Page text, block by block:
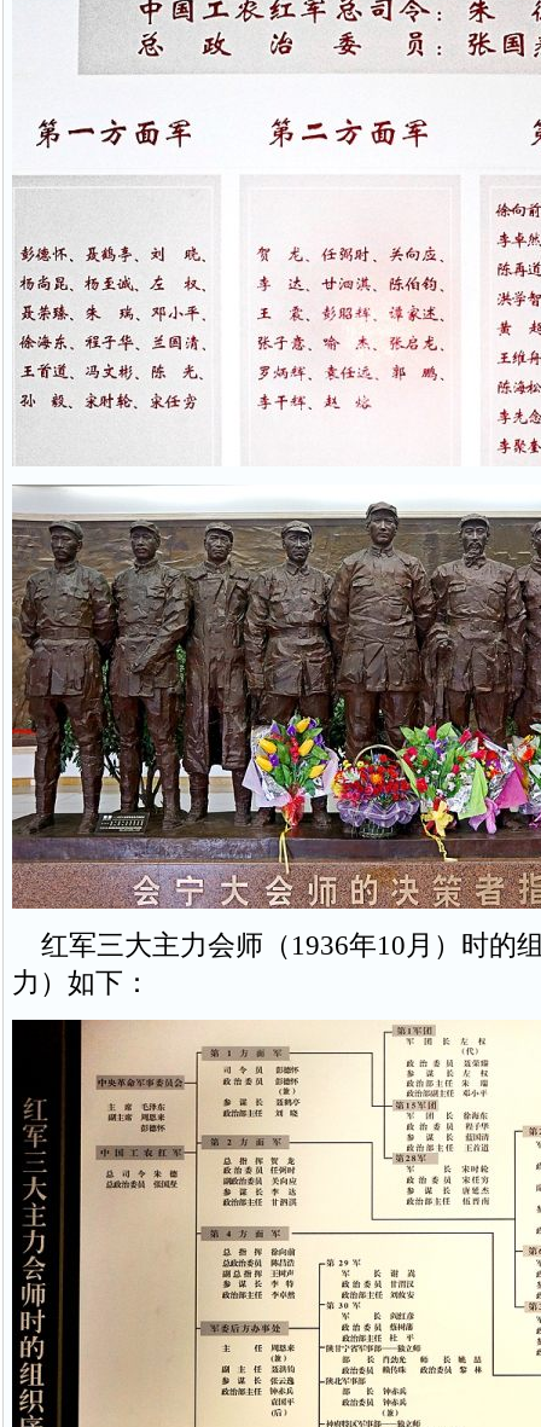
红军三大主力会师（1936年10月）时的
力）如下：